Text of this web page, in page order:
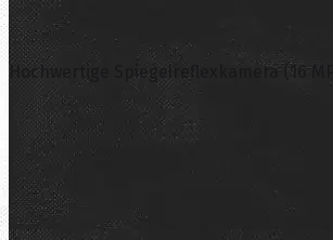
Hochwertige Spiegelreflexkamera (16 MP)